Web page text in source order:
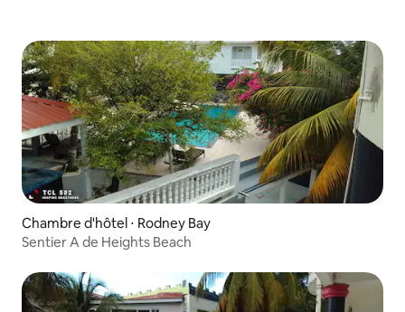
Chambre d'hôtel ⋅ Rodney Bay
Sentier A de Heights Beach